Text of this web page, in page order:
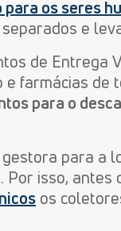
os seres
e
de Entrega
farmácias de
para o
para a
isso, antes
os